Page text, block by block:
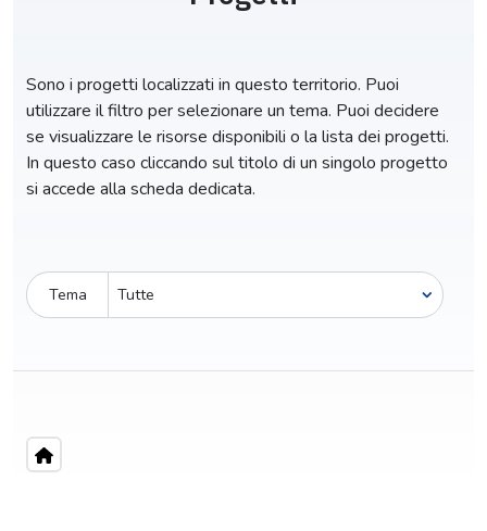
Sono i progetti localizzati in questo territorio. Puoi
utilizzare il filtro per selezionare un tema. Puoi decidere
se visualizzare le risorse disponibili o la lista dei progetti.
In questo caso cliccando sul titolo di un singolo progetto
si accede alla scheda dedicata.
Tema